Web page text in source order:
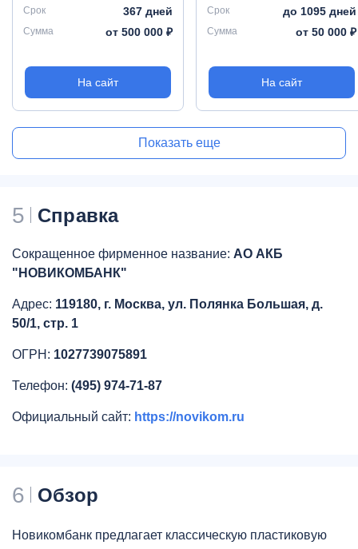
Срок 367 дней
Сумма от 500 000 ₽
На сайт
Срок до 1095 дней
Сумма от 50 000 ₽
На сайт
Показать еще
5 Справка
Сокращенное фирменное название: АО АКБ
"НОВИКОМБАНК"
Адрес: 119180, г. Москва, ул. Полянка Большая, д.
50/1, стр. 1
ОГРН: 1027739075891
Телефон: (495) 974-71-87
Официальный сайт: https://novikom.ru
6 Обзор
Новикомбанк предлагает классическую пластиковую